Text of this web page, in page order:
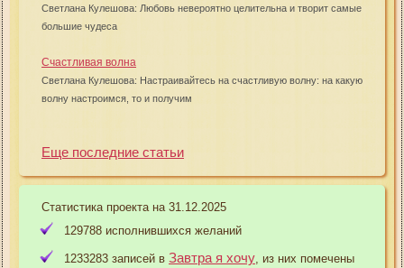
Светлана Кулешова: Любовь невероятно целительна и творит самые
большие чудеса
Счастливая волна
Светлана Кулешова: Настраивайтесь на счастливую волну: на какую
волну настроимся, то и получим
Еще последние статьи
Статистика проекта на 31.12.2025
129788 исполнившихся желаний
1233283 записей в Завтра я хочу , из них помечены